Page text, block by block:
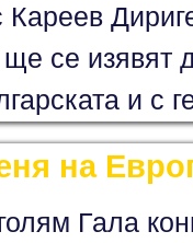
се изявят
и с
на
Гала